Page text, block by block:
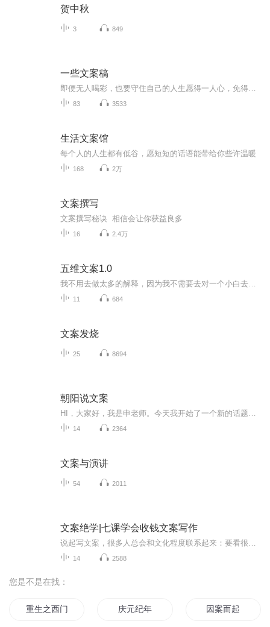
贺中秋
3 849
一些文案稿
83 3533
生活文案馆
每个人的人生都有低谷，愿短短的话语能带给你些许温暖
168 2万
文案撰写
文案撰写秘诀 相信会让你获益良多
16 2.4万
五维文案1.0
11 684
文案发烧
25 8694
朝阳说文案
14 2364
文案与演讲
54 2011
文案绝学|七课学会收钱文案写作
14 2588
您是不是在找：
重生之西门庆 庆元纪年 因案而起